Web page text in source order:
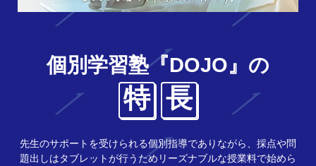
個別学習塾『DOJO』の
特 長
先生のサポートを受けられる個別指導でありながら、採点や問
題出しはタブレットが行うためリーズナブルな授業料で始めら